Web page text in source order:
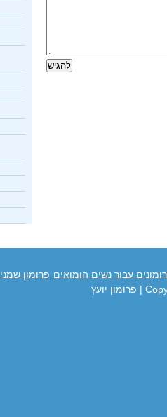
עבור נשים הומואים פרומון שמנים
| פרומון יועץ